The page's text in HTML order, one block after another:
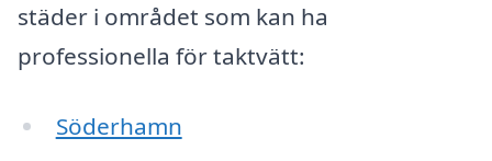
städer i området som kan ha
professionella för taktvätt:
Söderhamn